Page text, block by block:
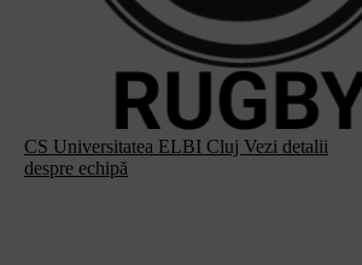
CS Universitatea ELBI Cluj Vezi detalii
despre echipă